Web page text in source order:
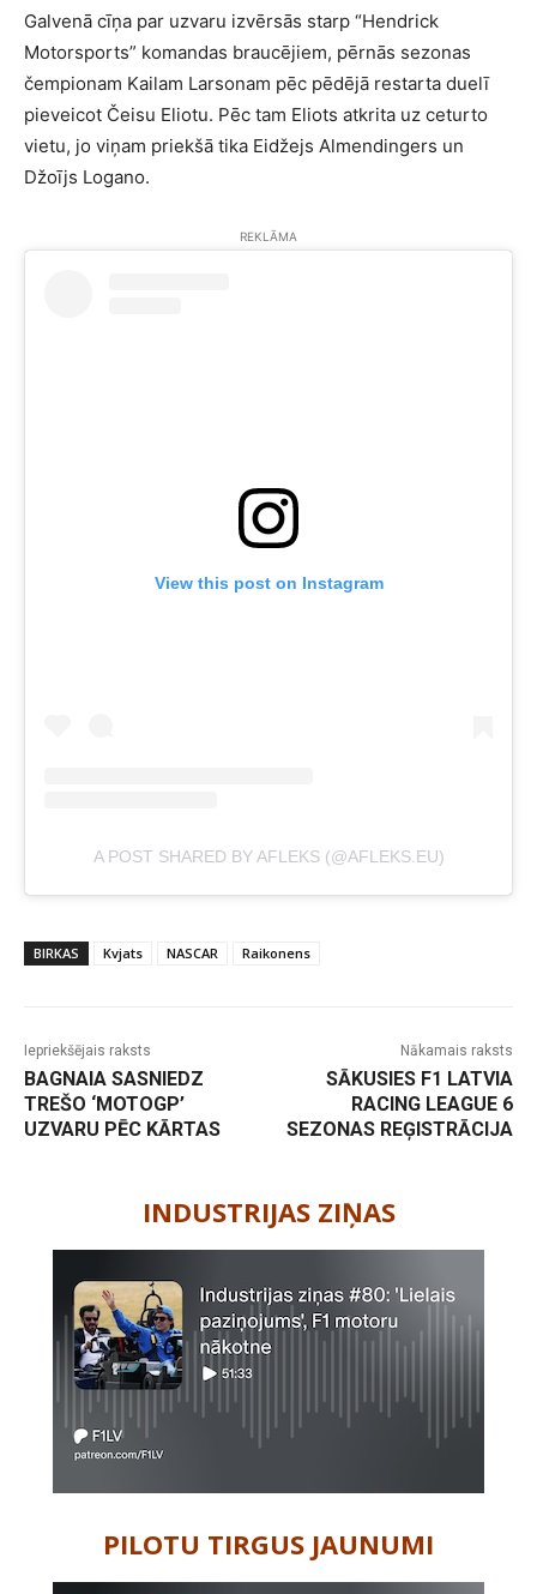
Galvenā cīņa par uzvaru izvērsās starp “Hendrick
Motorsports” komandas braucējiem, pērnās sezonas
čempionam Kailam Larsonam pēc pēdējā restarta duelī
pieveicot Čeisu Eliotu. Pēc tam Eliots atkrita uz ceturto
vietu, jo viņam priekšā tika Eidžejs Almendingers un
Džoījs Logano.
REKLĀMA
View this post on Instagram
A POST SHARED BY AFLEKS (@AFLEKS.EU)
BIRKAS Kvjats NASCAR Raikonens
Iepriekšējais raksts
BAGNAIA SASNIEDZ
TREŠO ‘MOTOGP’
UZVARU PĒC KĀRTAS
Nākamais raksts
SĀKUSIES F1 LATVIA
RACING LEAGUE 6
SEZONAS REĢISTRĀCIJA
INDUSTRIJAS ZIŅAS
PILOTU TIRGUS JAUNUMI